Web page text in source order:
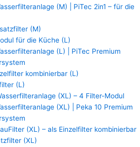
(M) | PiTec 2in1 – für die
(M)
für die Küche (L)
(L) | PiTec Premium
kombinierbar (L)
(L)
(XL) – 4 Filter-Modul
(XL) | Peka 10 Premium
(XL) – als Einzelfilter kombinierbar
(XL)